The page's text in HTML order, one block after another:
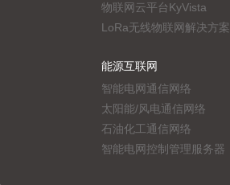
物联网云平台KyVista
LoRa无线物联网解决方案
能源互联网
智能电网通信网络
太阳能/风电通信网络
石油化工通信网络
智能电网控制管理服务器